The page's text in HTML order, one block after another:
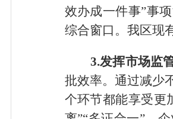
效办成一件事”事
综合窗口。我区现
3.发挥市场监
批效率。通过减少
个环节都能享受更